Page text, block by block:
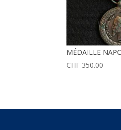
MÉDAILLE
CHF 350.00